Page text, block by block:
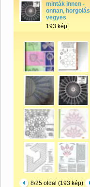
minták innen -
onnan, horgolás
vegyes
193 kép
8/25 oldal (193 kép)